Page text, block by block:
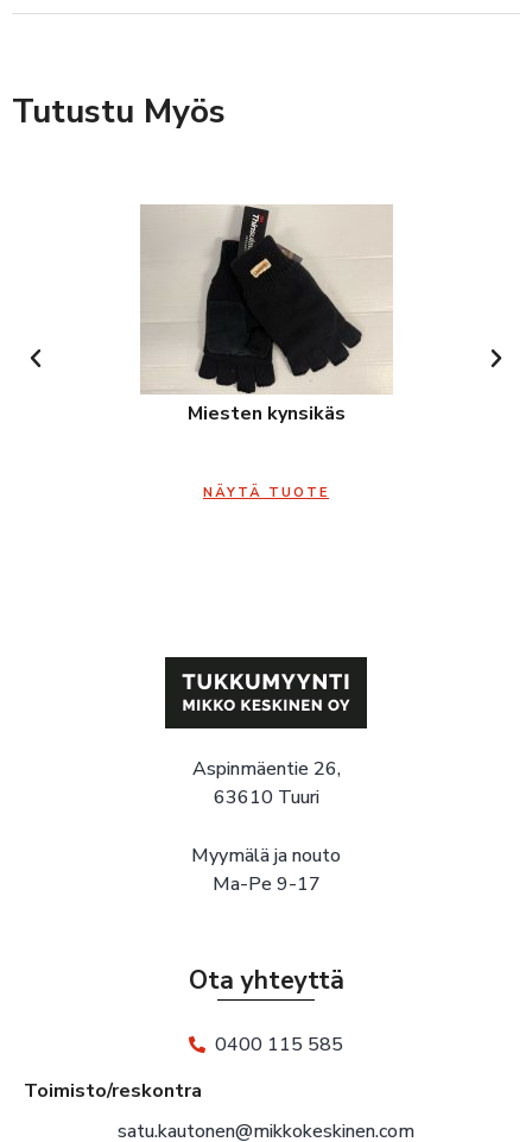
Tutustu Myös
Miesten kynsikäs
NÄYTÄ TUOTE
Aspinmäentie 26,
63610 Tuuri
Myymälä ja nouto
Ma-Pe 9-17
Ota yhteyttä
0400 115 585
Toimisto/reskontra
satu.kautonen@mikkokeskinen.com